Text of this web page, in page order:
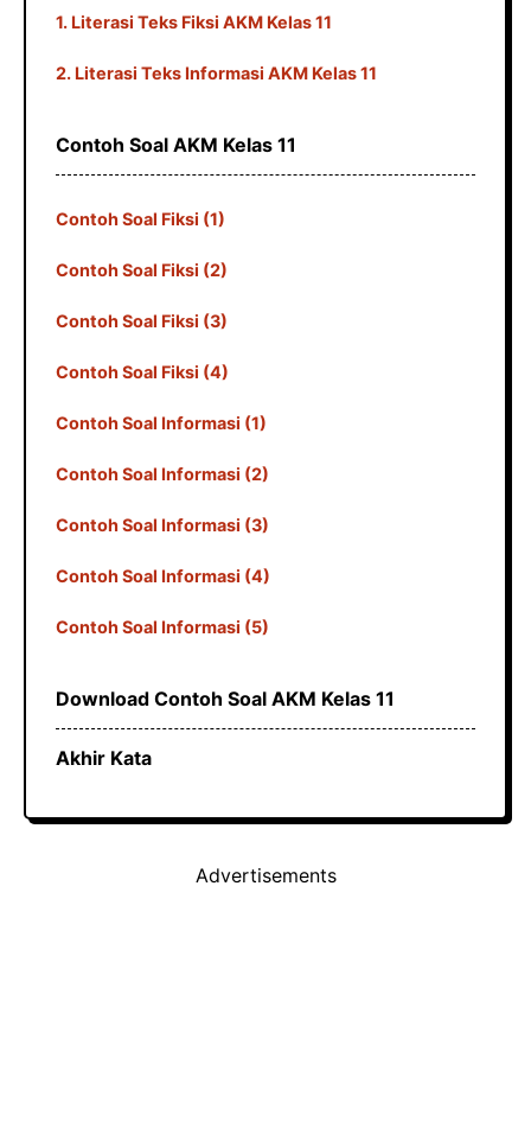
1. Literasi Teks Fiksi AKM Kelas 11
2. Literasi Teks Informasi AKM Kelas 11
Contoh Soal AKM Kelas 11
Contoh Soal Fiksi (1)
Contoh Soal Fiksi (2)
Contoh Soal Fiksi (3)
Contoh Soal Fiksi (4)
Contoh Soal Informasi (1)
Contoh Soal Informasi (2)
Contoh Soal Informasi (3)
Contoh Soal Informasi (4)
Contoh Soal Informasi (5)
Download Contoh Soal AKM Kelas 11
Akhir Kata
Advertisements